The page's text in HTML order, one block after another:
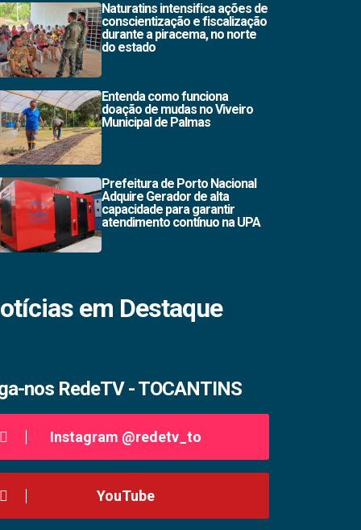
Naturatins intensifica ações de
conscientização e fiscalização
durante a piracema, no norte
do estado
Entenda como funciona
doação de mudas no Viveiro
Municipal de Palmas
Prefeitura de Porto Nacional
Adquire Gerador de alta
capacidade para garantir
atendimento contínuo na UPA
em Destaque
nos RedeTV - TOCANTINS
Instagram @redetv_to
YouTube